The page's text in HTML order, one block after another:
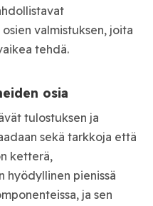
valmistuksen, joita
tehdä.
osia
tulostuksen ja
sekä tarkkoja että
ketterä,
hyödyllinen pienissä
ja sen